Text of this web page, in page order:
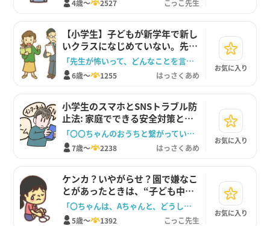
4歳～ 2527 こっこ先生
【小学生】子どもが新学年で新し
いクラスになじめていない。先生
やクラスがイヤだと言った時。「先生が怖いって、どんなことを言うのか、覚えてきて教えてよ！」
6歳～ 1255 はっさくあめ
お気に入り
小学生のスマホとSNSトラブル防
止法: 家庭でできる安全対策とル
ール作りのすすめ
「〇〇ちゃんのおうちと繋がっていないから、今度会った時に相談してみるね」
7歳～ 2238 はっさくあめ
お気に入り
ケンカ？いやがらせ？園で嫌なこ
とがあったときは、“子ども中
心”の対応を。
「〇ちゃんは、Aちゃんと、どうしたい？」
5歳～ 1392 こっこ先生
お気に入り